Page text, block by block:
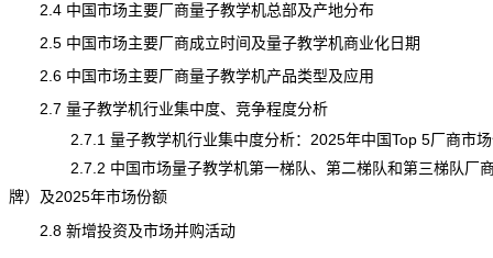
2.4 中国市场主要厂商量子教学机总部及产地分布
2.5 中国市场主要厂商成立时间及量子教学机商业化日期
2.6 中国市场主要厂商量子教学机产品类型及应用
2.7 量子教学机行业集中度、竞争程度分析
2.7.1 量子教学机行业集中度分析：2025年中国Top 5厂商市场
2.7.2 中国市场量子教学机第一梯队、第二梯队和第三梯队厂
牌）及2025年市场份额
2.8 新增投资及市场并购活动